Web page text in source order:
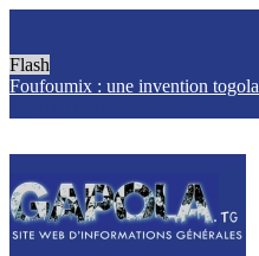
Flash
Foufoumix : une invention